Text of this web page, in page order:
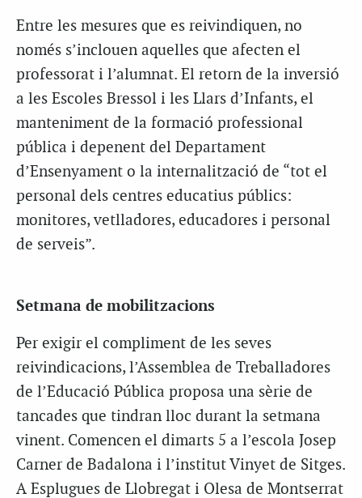
Entre les mesures que es reivindiquen, no
només s’inclouen aquelles que afecten el
professorat i l’alumnat. El retorn de la inversió
a les Escoles Bressol i les Llars d’Infants, el
manteniment de la formació professional
pública i depenent del Departament
d’Ensenyament o la internalització de “tot el
personal dels centres educatius públics:
monitores, vetlladores, educadores i personal
de serveis”.
Setmana de mobilitzacions
Per exigir el compliment de les seves
reivindicacions, l’Assemblea de Treballadores
de l’Educació Pública proposa una sèrie de
tancades que tindran lloc durant la setmana
vinent. Comencen el dimarts 5 a l’escola Josep
Carner de Badalona i l’institut Vinyet de Sitges.
A Esplugues de Llobregat i Olesa de Montserrat